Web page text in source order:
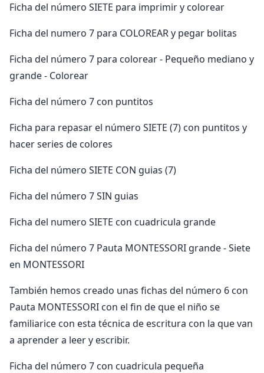
Ficha del número SIETE para imprimir y colorear
Ficha del numero 7 para COLOREAR y pegar bolitas
Ficha del número 7 para colorear - Pequeño mediano y
grande - Colorear
Ficha del número 7 con puntitos
Ficha para repasar el número SIETE (7) con puntitos y
hacer series de colores
Ficha del número SIETE CON guias (7)
Ficha del número 7 SIN guias
Ficha del numero SIETE con cuadricula grande
Ficha del número 7 Pauta MONTESSORI grande - Siete
en MONTESSORI
También hemos creado unas fichas del número 6 con
Pauta MONTESSORI con el fin de que el niño se
familiarice con esta técnica de escritura con la que van
a aprender a leer y escribir.
Ficha del número 7 con cuadricula pequeña